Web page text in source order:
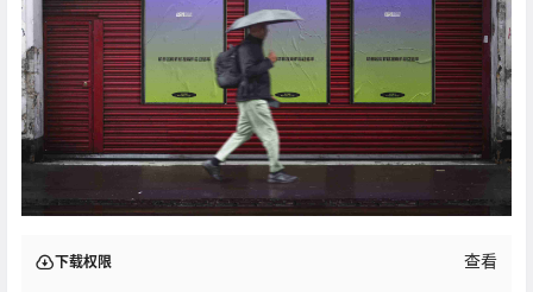
下载权限 查看